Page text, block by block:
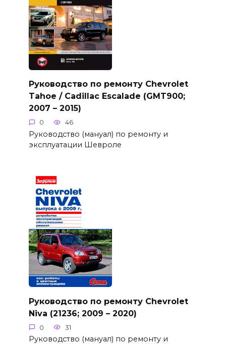
Руководство по ремонту Chevrolet
Tahoe / Cadillac Escalade (GMT900;
2007 – 2015)
0 46
Руководство (мануал) по ремонту и
эксплуатации Шевроле
Руководство по ремонту Chevrolet
Niva (21236; 2009 – 2020)
0 31
Руководство (мануал) по ремонту и